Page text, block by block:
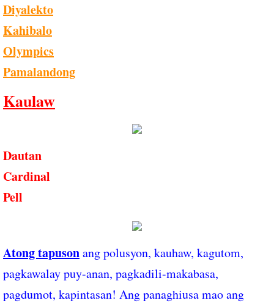
Diyalekto
Kahibalo
Olympics
Pamalandong
Kaulaw
Dautan
Cardinal
Pell
Atong tapusonang polusyon, kauhaw, kagutom,
pagkawalay puy-anan, pagkadili-makabasa,
pagdumot, kapintasan! Ang panaghiusa mao ang